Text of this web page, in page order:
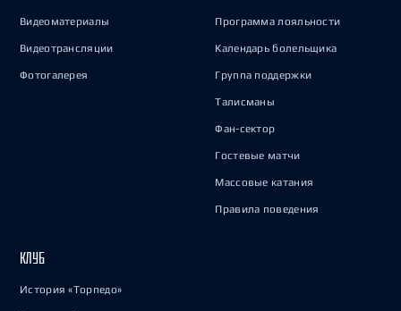
Видеоматериалы
Видеотрансляции
Фотогалерея
Программа лояльности
Календарь болельщика
Группа поддержки
Талисманы
Фан-сектор
Гостевые матчи
Массовые катания
Правила поведения
КЛУБ
История «Торпедо»